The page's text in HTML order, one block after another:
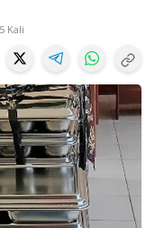
Kali